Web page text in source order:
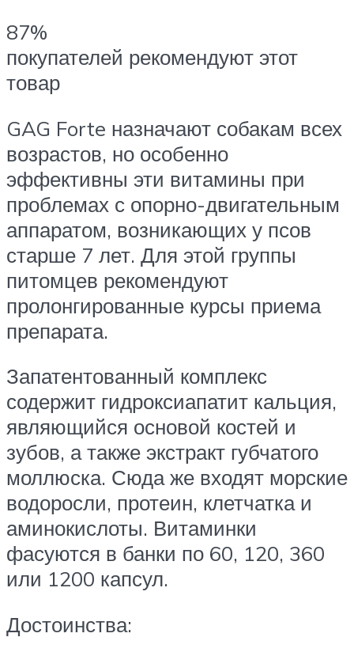
87%
покупателей рекомендуют этот
товар
GAG Forte назначают собакам всех
возрастов, но особенно
эффективны эти витамины при
проблемах с опорно-двигательным
аппаратом, возникающих у псов
старше 7 лет. Для этой группы
питомцев рекомендуют
пролонгированные курсы приема
препарата.
Запатентованный комплекс
содержит гидроксиапатит кальция,
являющийся основой костей и
зубов, а также экстракт губчатого
моллюска. Сюда же входят морские
водоросли, протеин, клетчатка и
аминокислоты. Витаминки
фасуются в банки по 60, 120, 360
или 1200 капсул.
Достоинства: